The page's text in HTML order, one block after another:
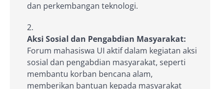
dan perkembangan teknologi.
Aksi Sosial dan Pengabdian Masyarakat:
Forum mahasiswa UI aktif dalam kegiatan aksi
sosial dan pengabdian masyarakat, seperti
membantu korban bencana alam,
memberikan bantuan kepada masyarakat